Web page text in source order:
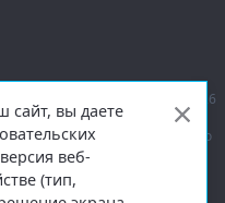
Регион 29»,
© 2016–2026
ответственностью «Агентство
средств массовой
выдано Федеральной
сайт, вы даете
веб-
(тип,